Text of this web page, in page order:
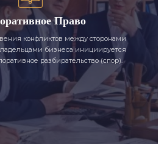
Право
конфликтов между сторонами
бизнеса инициируется
разбирательство (спор).